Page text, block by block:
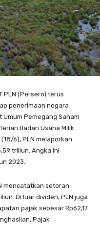
PLN (Persero) terus
penerimaan negara
Pemegang Saham
Badan Usaha Milik
6), PLN melaporkan
triliun. Angka ini
2023.
mencatatkan setoran
Di luar dividen, PLN juga
pajak sebesar Rp62,17
Pajak